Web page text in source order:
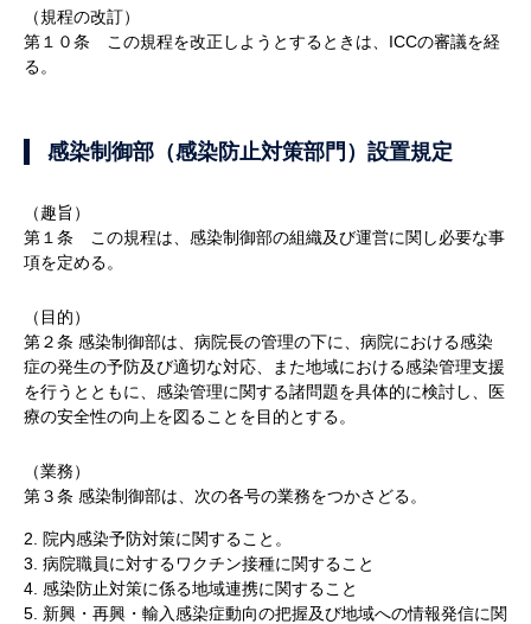
（規程の改訂）
第１０条 この規程を改正しようとするときは、ICCの審議を経
る。
感染制御部（感染防止対策部門）設置規定
（趣旨）
第１条 この規程は、感染制御部の組織及び運営に関し必要な事
項を定める。
（目的）
第２条 感染制御部は、病院長の管理の下に、病院における感染
症の発生の予防及び適切な対応、また地域における感染管理支援
を行うとともに、感染管理に関する諸問題を具体的に検討し、医
療の安全性の向上を図ることを目的とする。
（業務）
第３条 感染制御部は、次の各号の業務をつかさどる。
2. 院内感染予防対策に関すること。
3. 病院職員に対するワクチン接種に関すること
4. 感染防止対策に係る地域連携に関すること
5. 新興・再興・輸入感染症動向の把握及び地域への情報発信に関